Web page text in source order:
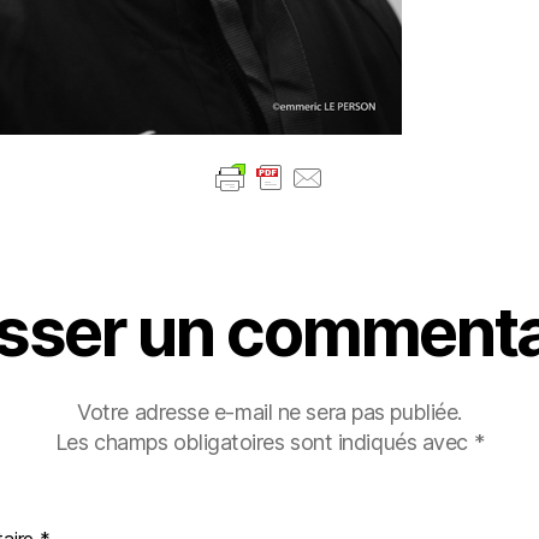
un
Votre adresse e-mail ne sera pas publiée.
Les champs obligatoires sont indiqués avec *